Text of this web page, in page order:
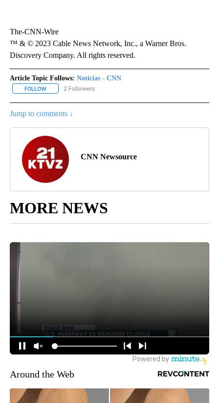
The-CNN-Wire
™ & © 2023 Cable News Network, Inc., a Warner Bros.
Discovery Company. All rights reserved.
Article Topic Follows: Noticias - CNN
FOLLOW FOLLOW "NOTICIAS - CNN" TO RECEIVE NOTIFICATIONS ABOUT
2 Followers
Jump to comments ↓
CNN Newsource
MORE NEWS
Around the Web